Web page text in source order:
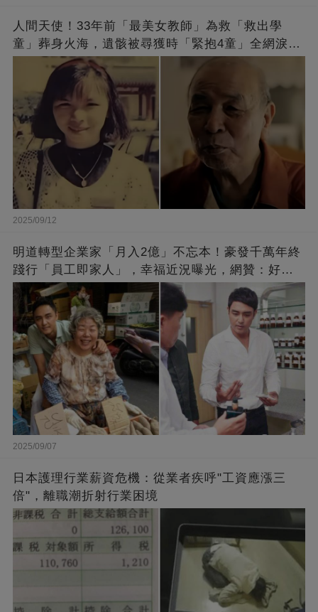
人間天使！33年前「最美女教師」為救「救出學
童」葬身火海，遺骸被尋獲時「緊抱4童」全網淚
崩：真正的英雄不該被遺忘
2025/09/12
明道轉型企業家「月入2億」不忘本！豪發千萬年終
踐行「員工即家人」，幸福近況曝光，網贊：好老
闆的福報
2025/09/07
日本護理行業薪資危機：從業者疾呼"工資應漲三
倍"，離職潮折射行業困境